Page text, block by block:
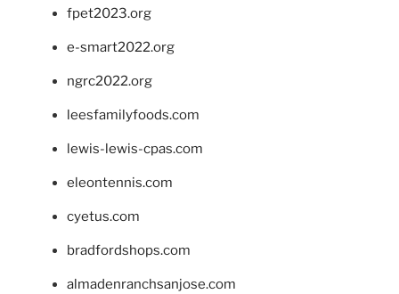
fpet2023.org
e-smart2022.org
ngrc2022.org
leesfamilyfoods.com
lewis-lewis-cpas.com
eleontennis.com
cyetus.com
bradfordshops.com
almadenranchsanjose.com